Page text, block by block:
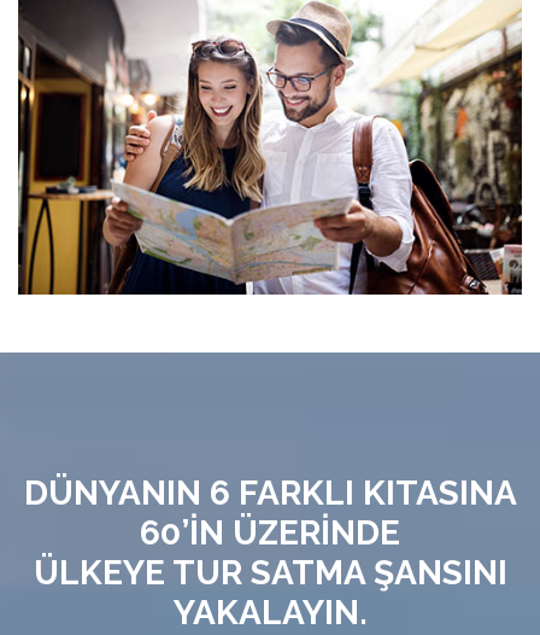
DÜNYANIN 6 FARKLI KITASINA
60’İN ÜZERİNDE
ÜLKEYE TUR SATMA ŞANSINI
YAKALAYIN.